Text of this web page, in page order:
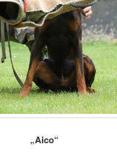
„Aico“